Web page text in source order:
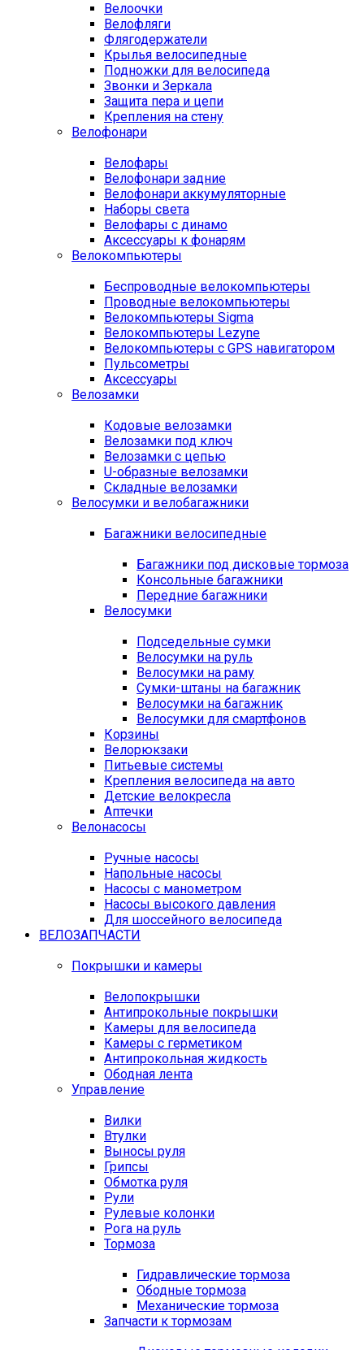
Велоочки
Велофляги
Флягодержатели
Крылья велосипедные
Подножки для велосипеда
Звонки и Зеркала
Защита пера и цепи
Крепления на стену
Велофонари
Велофары
Велофонари задние
Велофонари аккумуляторные
Наборы света
Велофары с динамо
Аксессуары к фонарям
Велокомпьютеры
Беспроводные велокомпьютеры
Проводные велокомпьютеры
Велокомпьютеры Sigma
Велокомпьютеры Lezyne
Велокомпьютеры с GPS навигатором
Пульсометры
Аксессуары
Велозамки
Кодовые велозамки
Велозамки под ключ
Велозамки с цепью
U-образные велозамки
Складные велозамки
Велосумки и велобагажники
Багажники велосипедные
Багажники под дисковые тормоза
Консольные багажники
Передние багажники
Велосумки
Подседельные сумки
Велосумки на руль
Велосумки на раму
Сумки-штаны на багажник
Велосумки на багажник
Велосумки для смартфонов
Корзины
Велорюкзаки
Питьевые системы
Крепления велосипеда на авто
Детские велокресла
Аптечки
Велонасосы
Ручные насосы
Напольные насосы
Насосы с манометром
Насосы высокого давления
Для шоссейного велосипеда
ВЕЛОЗАПЧАСТИ
Покрышки и камеры
Велопокрышки
Антипрокольные покрышки
Камеры для велосипеда
Камеры с герметиком
Антипрокольная жидкость
Ободная лента
Управление
Вилки
Втулки
Выносы руля
Грипсы
Обмотка руля
Рули
Рулевые колонки
Рога на руль
Тормоза
Гидравлические тормоза
Ободные тормоза
Механические тормоза
Запчасти к тормозам